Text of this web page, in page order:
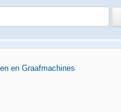
en Graafmachines